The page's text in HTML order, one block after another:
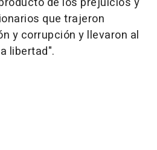
que trajeron
y corrupción y llevaron al
libertad".